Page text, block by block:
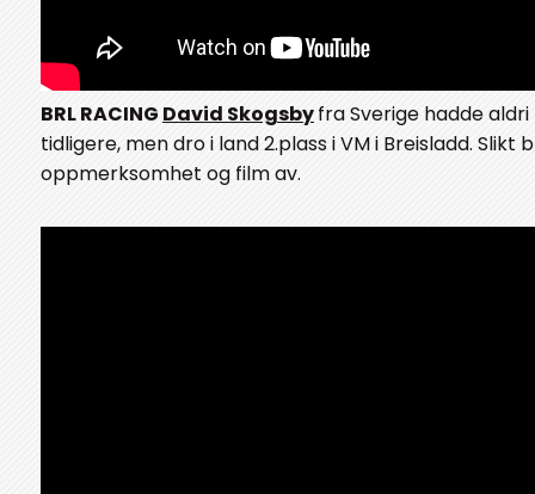
BRL RACING David Skogsbyfra Sverige hadde
tidligere, men dro i land 2.plass i VM i Breisladd. Slikt
oppmerksomhet og film av.